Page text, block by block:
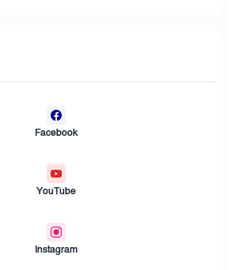
Facebook
YouTube
Instagram